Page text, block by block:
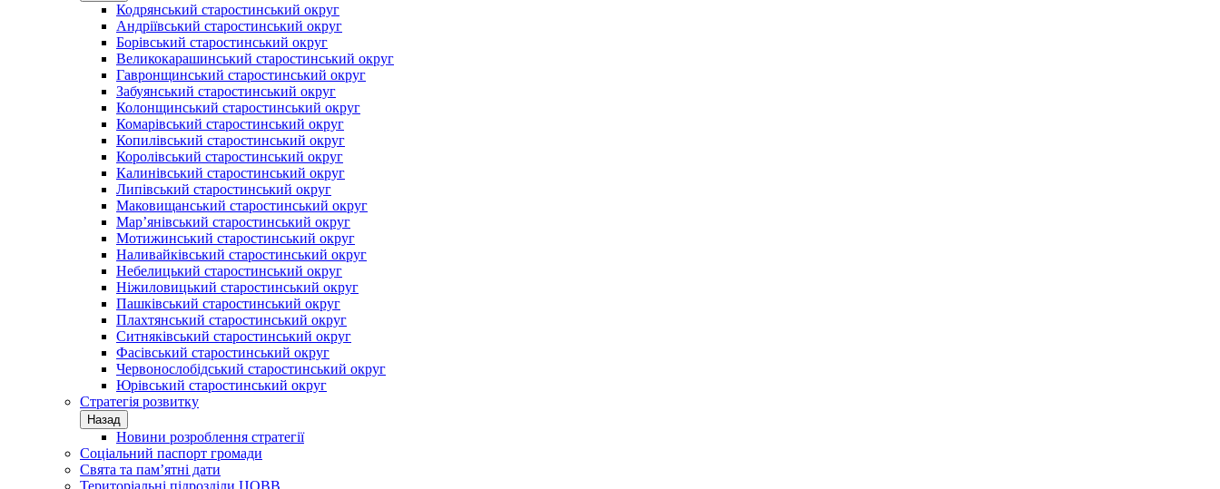
Кодрянський старостинський округ
Андріївський старостинський округ
Борівський старостинський округ
Великокарашинський старостинський округ
Гавронщинський старостинський округ
Забуянський старостинський округ
Колонщинський старостинський округ
Комарівський старостинський округ
Копилівський старостинський округ
Королівський старостинський округ
Калинівський старостинський округ
Липівський старостинський округ
Маковищанський старостинський округ
Мар’янівський старостинський округ
Мотижинський старостинський округ
Наливайківський старостинський округ
Небелицький старостинський округ
Ніжиловицький старостинський округ
Пашківський старостинський округ
Плахтянський старостинський округ
Ситняківський старостинський округ
Фасівський старостинський округ
Червонослобідський старостинський округ
Юрівський старостинський округ
Стратегія розвитку
Назад
Новини розроблення стратегії
Соціальний паспорт громади
Свята та пам’ятні дати
Територіальні підрозділи ЦОВВ